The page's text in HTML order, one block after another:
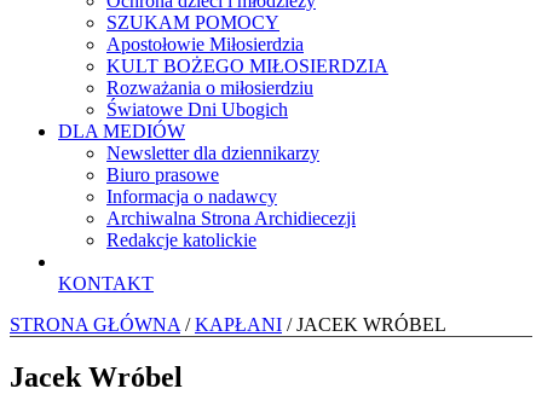
SZUKAM POMOCY
Apostołowie Miłosierdzia
KULT BOŻEGO MIŁOSIERDZIA
Rozważania o miłosierdziu
Światowe Dni Ubogich
DLA MEDIÓW
Newsletter dla dziennikarzy
Biuro prasowe
Informacja o nadawcy
Archiwalna Strona Archidiecezji
Redakcje katolickie
KONTAKT
STRONA GŁÓWNA /KAPŁANI / JACEK WRÓBEL
Jacek Wróbel